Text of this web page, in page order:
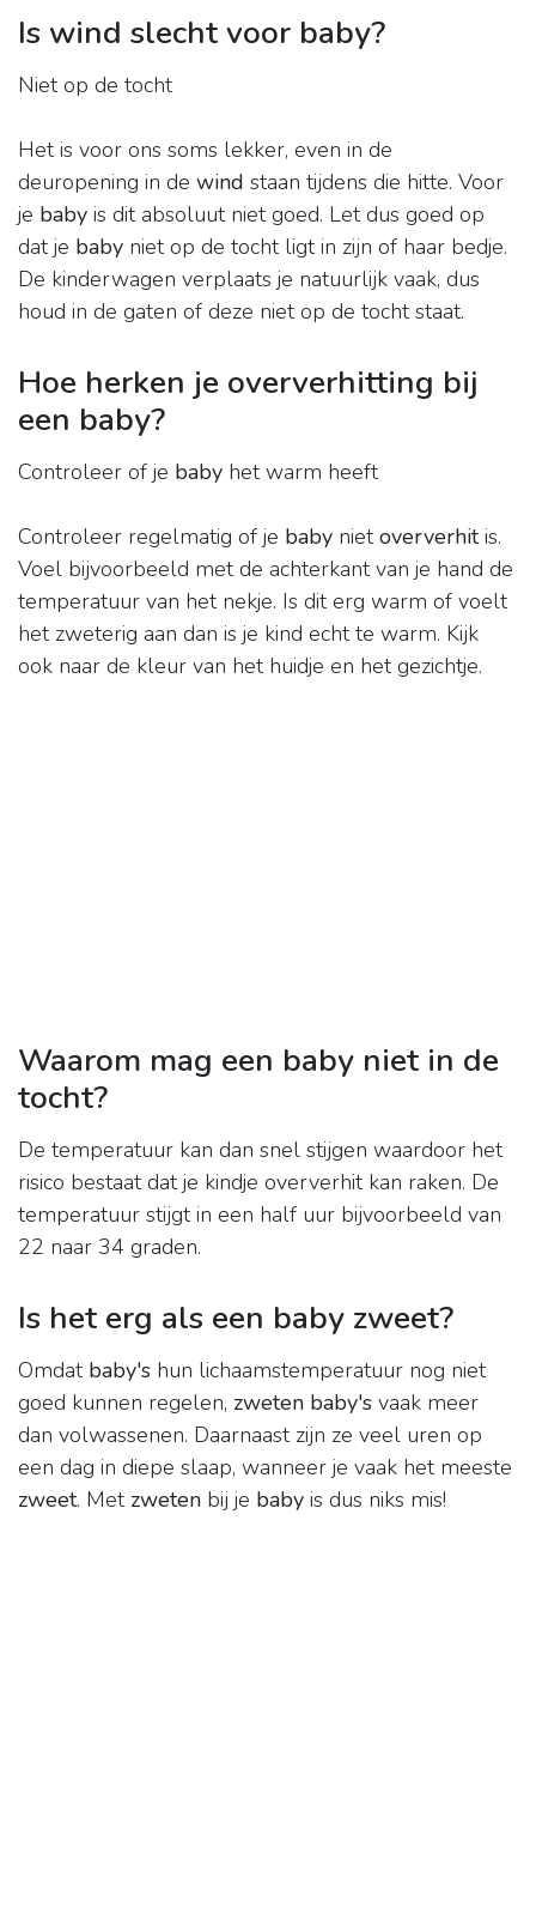
Is wind slecht voor baby?
Niet op de tocht
Het is voor ons soms lekker, even in de
deuropening in de wind staan tijdens die hitte. Voor
je baby is dit absoluut niet goed. Let dus goed op
dat je baby niet op de tocht ligt in zijn of haar bedje.
De kinderwagen verplaats je natuurlijk vaak, dus
houd in de gaten of deze niet op de tocht staat.
Hoe herken je oververhitting bij
een baby?
Controleer of je baby het warm heeft
Controleer regelmatig of je baby nietoververhitis.
Voel bijvoorbeeld met de achterkant van je hand de
temperatuur van het nekje. Is dit erg warm of voelt
het zweterig aan dan is je kind echt te warm. Kijk
ook naar de kleur van het huidje en het gezichtje.
Waarom mag een baby niet in de
tocht?
De temperatuur kan dan snel stijgen waardoor het
risico bestaat dat je kindje oververhit kan raken. De
temperatuur stijgt in een half uur bijvoorbeeld van
22 naar 34 graden.
Is het erg als een baby zweet?
Omdat baby's hun lichaamstemperatuur nog niet
goed kunnen regelen, zweten baby's vaak meer
dan volwassenen. Daarnaast zijn ze veel uren op
een dag in diepe slaap, wanneer je vaak het meeste
zweet. Met zweten bij je baby is dus niks mis!